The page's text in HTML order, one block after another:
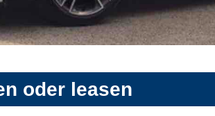
oder leasen